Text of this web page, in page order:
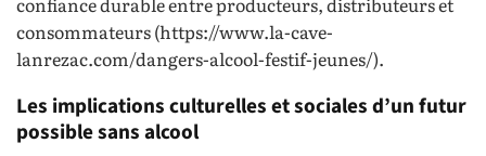
consommateurs (https://www.la-cave-
lanrezac.com/dangers-alcool-festif-jeunes/).
Les implications culturelles et sociales d’un futur
possible sans alcool